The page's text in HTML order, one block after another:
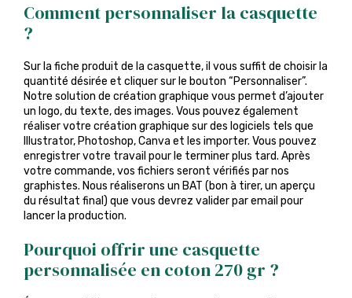
Comment personnaliser la casquette
?
Sur la fiche produit de la casquette, il vous suffit de choisir la
quantité désirée et cliquer sur le bouton “Personnaliser”.
Notre solution de création graphique vous permet d’ajouter
un logo, du texte, des images. Vous pouvez également
réaliser votre création graphique sur des logiciels tels que
Illustrator, Photoshop, Canva et les importer. Vous pouvez
enregistrer votre travail pour le terminer plus tard. Après
votre commande, vos fichiers seront vérifiés par nos
graphistes. Nous réaliserons un BAT (bon à tirer, un aperçu
du résultat final) que vous devrez valider par email pour
lancer la production.
Pourquoi offrir une casquette
personnalisée en coton 270 gr ?